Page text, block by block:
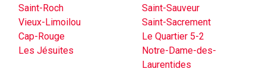
Saint-Roch
Saint-Sauveur
Vieux-Limoilou
Saint-Sacrement
Cap-Rouge
Le Quartier 5-2
Les Jésuites
Notre-Dame-des-
Laurentides